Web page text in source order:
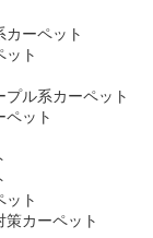
カーペット
ット
ル系カーペット
ペット
ット
策カーペット